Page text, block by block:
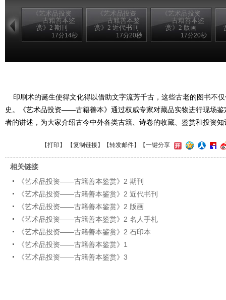
《艺术品投资
——古籍善本鉴
赏》2 期刊
17分14秒
《艺术品投资
——古籍善本鉴
赏》2 近代书刊
17分20秒
《艺术品投资
——古籍善本鉴
赏》2 版画
17分20秒
印刷术的诞生使得文化得以借助文字流芳千古，这些古老的图书不
史。《艺术品投资——古籍善本》通过权威专家对藏品实物进行现场鉴
者的讲述，为大家介绍古今中外各类古籍、诗卷的收藏、鉴赏和投资
【打印 】 【复制链接】【转发邮件】 【一键分享
相关链接
《艺术品投资——古籍善本鉴赏》2 期刊
《艺术品投资——古籍善本鉴赏》2 近代书刊
《艺术品投资——古籍善本鉴赏》2 版画
《艺术品投资——古籍善本鉴赏》2 名人手札
《艺术品投资——古籍善本鉴赏》2 石印本
《艺术品投资——古籍善本鉴赏》1
《艺术品投资——古籍善本鉴赏》3